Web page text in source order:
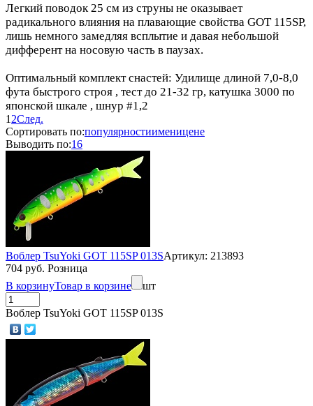
Легкий поводок 25 см из струны не оказывает
радикального влияния на плавающие свойства GOT 115SP,
лишь немного замедляя всплытие и давая небольшой
дифферент на носовую часть в паузах.
Оптимальный комплект снастей: Удилище длиной 7,0-8,0
фута быстрого строя , тест до 21-32 гр, катушка 3000 по
японской шкале , шнур #1,2
1 2След.
Сортировать по:популярностиименицене
Выводить по:16
Воблер TsuYoki GOT 115SP 013SАртикул: 213893
704 руб. Розница
В корзинуТовар в корзине шт
Воблер TsuYoki GOT 115SP 013S